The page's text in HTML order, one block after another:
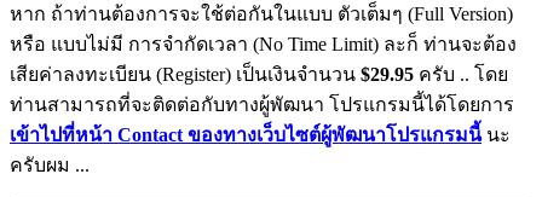
หาก ถ้าท่านต้องการจะใช้ต่อกันในแบบ ตัวเต็มๆ (Full Version)
หรือ แบบไม่มี การจำกัดเวลา (No Time Limit) ละก็ ท่านจะต้อง
เสียค่าลงทะเบียน (Register) เป็นเงินจำนวน $29.95 ครับ .. โดย
ท่านสามารถที่จะติดต่อกับทางผู้พัฒนา โปรแกรมนี้ได้โดยการ
เข้าไปที่หน้า Contact ของทางเว็บไซต์ผู้พัฒนาโปรแกรมนี้นะ
ครับผม ...